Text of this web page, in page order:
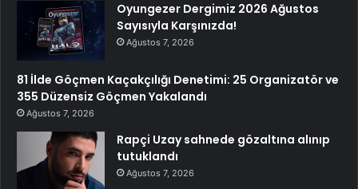
Oyungezer Dergimiz 2026 Ağustos
Sayısıyla Karşınızda!
Ağustos 7, 2026
81 İlde Göçmen Kaçakçılığı Denetimi: 25 Organizatör ve
355 Düzensiz Göçmen Yakalandı
Ağustos 7, 2026
Rapçi Uzay sahnede gözaltına alınıp
tutuklandı
Ağustos 7, 2026